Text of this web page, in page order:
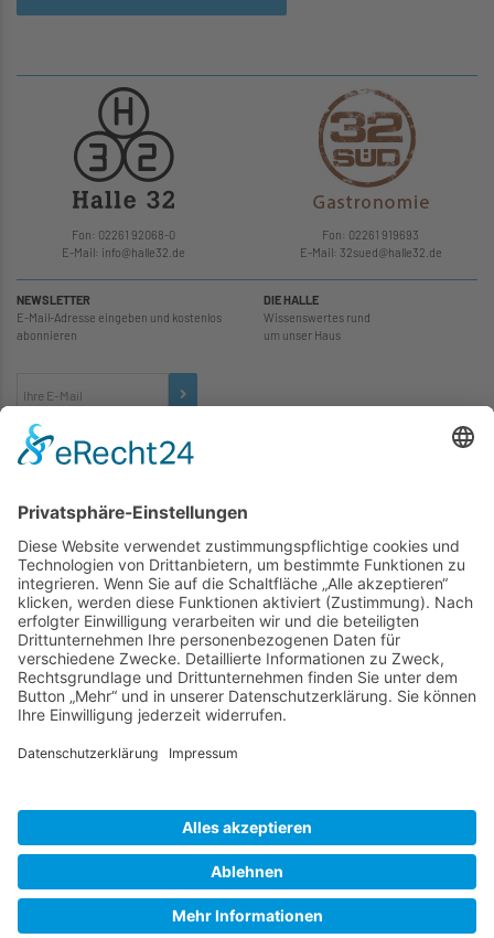
Fon: 02261 92068-0
E-Mail: info@halle32.de
Fon: 02261 919693
E-Mail: 32sued@halle32.de
NEWSLETTER
E-Mail-Adresse eingeben und kostenlos
abonnieren
DIE HALLE
Wissenswertes rund
um unser Haus
SOCIAL MEDIA
Besuchen Sie uns auch hier:
Kulturbetrieb der Stadt Gummersbach AöR – Halle 32